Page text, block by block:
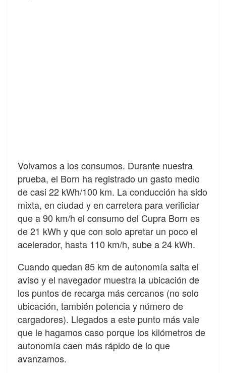
Volvamos a los consumos. Durante nuestra
prueba, el Born ha registrado un gasto medio
de casi 22 kWh/100 km. La conducción ha sido
mixta, en ciudad y en carretera para verificiar
que a 90 km/h el consumo del Cupra Born es
de 21 kWh y que con solo apretar un poco el
acelerador, hasta 110 km/h, sube a 24 kWh.
Cuando quedan 85 km de autonomía salta el
aviso y el navegador muestra la ubicación de
los puntos de recarga más cercanos (no solo
ubicación, también potencia y número de
cargadores). Llegados a este punto más vale
que le hagamos caso porque los kilómetros de
autonomía caen más rápido de lo que
avanzamos.